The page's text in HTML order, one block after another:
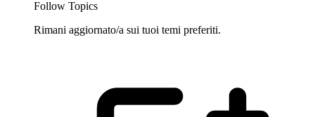
Follow Topics
Rimani aggiornato/a sui tuoi temi preferiti.